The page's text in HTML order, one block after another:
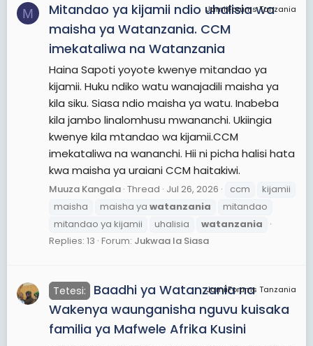
M JamiiForums Tanzania
Mitandao ya kijamii ndio uhalisia wa
maisha ya Watanzania. CCM
imekataliwa na Watanzania
Haina Sapoti yoyote kwenye mitandao ya
kijamii. Huku ndiko watu wanajadili maisha ya
kila siku. Siasa ndio maisha ya watu. Inabeba
kila jambo linalomhusu mwananchi. Ukiingia
kwenye kila mtandao wa kijamii.CCM
imekataliwa na wananchi. Hii ni picha halisi hata
kwa maisha ya uraiani CCM haitakiwi.
Muuza Kangala Thread Jul 26, 2026 ccm
kijamii
maisha
maisha ya watanzania
mitandao
mitandao ya kijamii
uhalisia
watanzania
Replies: 13 Forum: Jukwaa la Siasa
JamiiForums Tanzania
Tetesi:
Baadhi ya Watanzania na
Wakenya waunganisha nguvu kuisaka
familia ya Mafwele Afrika Kusini